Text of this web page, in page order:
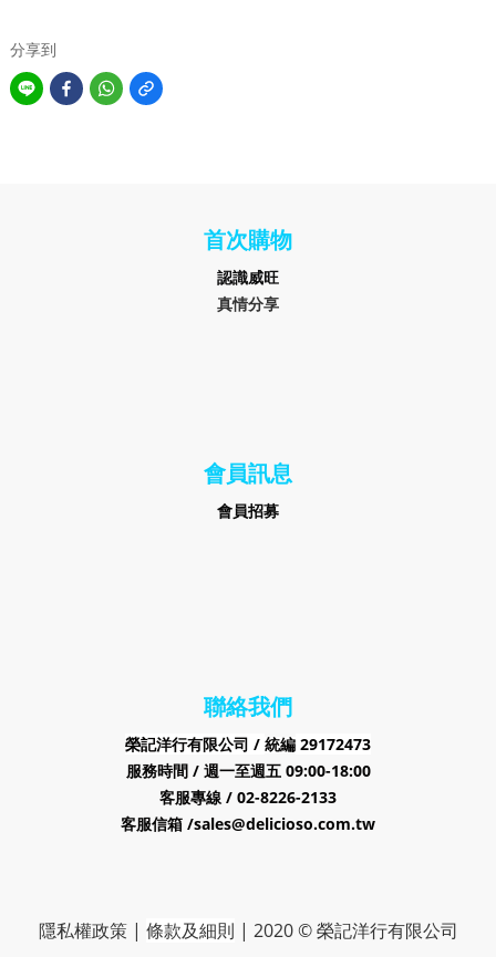
分享到
首次購物
認識威旺
真情分享
會員訊息
會員招募
聯絡我們
榮記洋行有限公司 / 統編 29172473
服務時間 / 週一至週五 09:00-18:00
客服專線 / 02-8226-2133
客服信箱 /sales@delicioso.com.tw
隱私權政策| 條款及細則 | 2020 © 榮記洋行有限公司